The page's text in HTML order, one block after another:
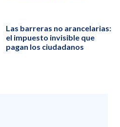
Las barreras no arancelarias:
el impuesto invisible que
pagan los ciudadanos